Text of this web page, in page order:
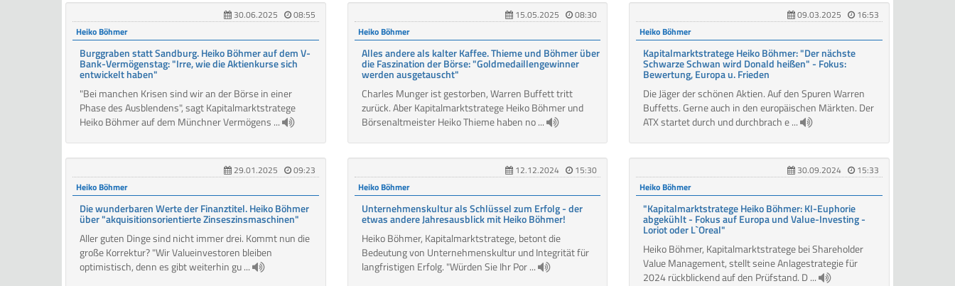
30.06.2025
08:55
Heiko Böhmer
Burggraben statt Sandburg. Heiko Böhmer auf dem V-
Bank-Vermögenstag: "Irre, wie die Aktienkurse sich
entwickelt haben"
"Bei manchen Krisen sind wir an der Börse in einer
Phase des Ausblendens", sagt Kapitalmarktstratege
Heiko Böhmer auf dem Münchner Vermögens ...
15.05.2025
08:30
Heiko Böhmer
Alles andere als kalter Kaffee. Thieme und Böhmer über
die Faszination der Börse: "Goldmedaillengewinner
werden ausgetauscht"
Charles Munger ist gestorben, Warren Buffett tritt
zurück. Aber Kapitalmarktstratege Heiko Böhmer und
Börsenaltmeister Heiko Thieme haben no ...
09.03.2025
16:53
Heiko Böhmer
Kapitalmarktstratege Heiko Böhmer: "Der nächste
Schwarze Schwan wird Donald heißen" - Fokus:
Bewertung, Europa u. Frieden
Die Jäger der schönen Aktien. Auf den Spuren Warren
Buffetts. Gerne auch in den europäischen Märkten. Der
ATX startet durch und durchbrach e ...
29.01.2025
09:23
Heiko Böhmer
Die wunderbaren Werte der Finanztitel. Heiko Böhmer
über "akquisitionsorientierte Zinseszinsmaschinen"
Aller guten Dinge sind nicht immer drei. Kommt nun die
große Korrektur? "Wir Valueinvestoren bleiben
optimistisch, denn es gibt weiterhin gu ...
12.12.2024
15:30
Heiko Böhmer
Unternehmenskultur als Schlüssel zum Erfolg - der
etwas andere Jahresausblick mit Heiko Böhmer!
Heiko Böhmer, Kapitalmarktstratege, betont die
Bedeutung von Unternehmenskultur und Integrität für
langfristigen Erfolg. "Würden Sie Ihr Por ...
30.09.2024
15:33
Heiko Böhmer
"Kapitalmarktstratege Heiko Böhmer: KI-Euphorie
abgekühlt - Fokus auf Europa und Value-Investing -
Loriot oder L`Oreal"
Heiko Böhmer, Kapitalmarktstratege bei Shareholder
Value Management, stellt seine Anlagestrategie für
2024 rückblickend auf den Prüfstand. D ...